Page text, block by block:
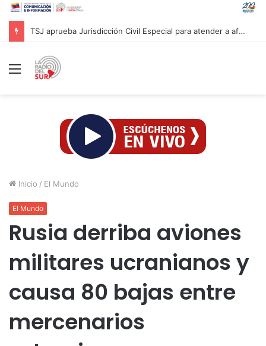
TSJ aprueba Jurisdicción Civil Especial para atender a afectados por sismos en Venezuela
Menú
Inicio / El Mundo
El Mundo
Rusia derriba aviones
militares ucranianos y
causa 80 bajas entre
mercenarios